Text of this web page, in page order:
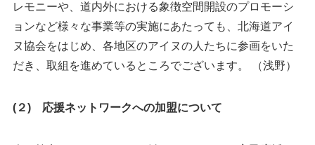
レモニーや、道内外における象徴空間開設のプロモーシ
ョンなど様々な事業等の実施にあたっても、北海道アイ
ヌ協会をはじめ、各地区のアイヌの人たちに参画をいた
だき、取組を進めているところでございます。 （浅野）
(２) 応援ネットワークへの加盟について